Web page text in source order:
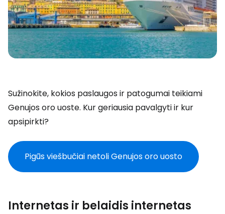
Sužinokite, kokios paslaugos ir patogumai teikiami
Genujos oro uoste. Kur geriausia pavalgyti ir kur
apsipirkti?
Pigūs viešbučiai netoli Genujos oro uosto
Internetas ir belaidis internetas